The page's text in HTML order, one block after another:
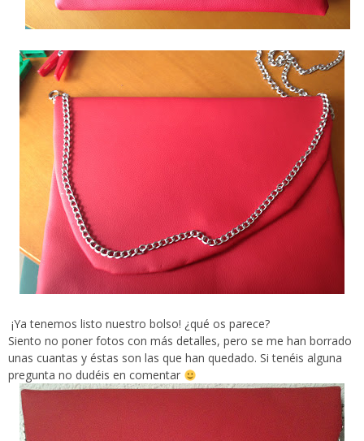
¡Ya tenemos listo nuestro bolso! ¿qué os parece?
Siento no poner fotos con más detalles, pero se me han borrado
unas cuantas y éstas son las que han quedado. Si tenéis alguna
pregunta no dudéis en comentar